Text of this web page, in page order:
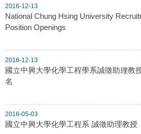
2016-12-13
National Chung Hsing University
Position Openings
2016-12-13
國立中興大學化學工程學系誠徵助理教
名
2016-05-03
國立中興大學化學工程系 誠徵助理教授